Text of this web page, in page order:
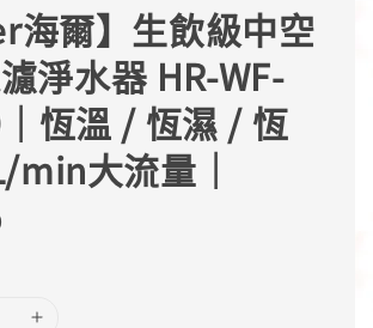
海爾】生飲級中空
淨水器 HR-WF-
恆溫 / 恆濕 / 恆
min大流量｜